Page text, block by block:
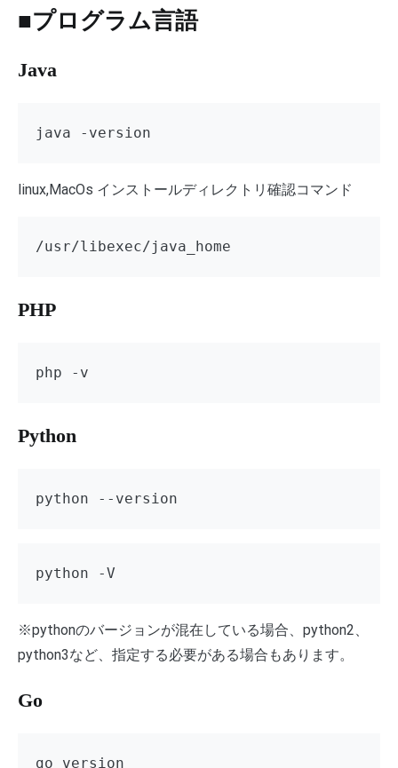
■プログラム言語
Java
java -version
linux,MacOs インストールディレクトリ確認コマンド
/usr/libexec/java_home
PHP
php -v
Python
python --version
python -V
※pythonのバージョンが混在している場合、python2、
python3など、指定する必要がある場合もあります。
Go
go version